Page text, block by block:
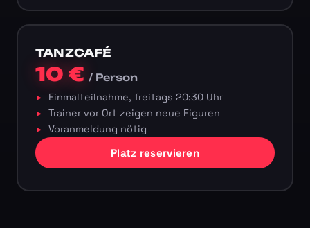
TANZCAFÉ
10 €/ Person
Einmalteilnahme, freitags 20:30 Uhr
Trainer vor Ort zeigen neue Figuren
Voranmeldung nötig
Platz reservieren